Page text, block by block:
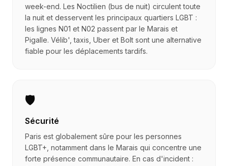
week-end. Les Noctilien (bus de nuit) circulent toute
la nuit et desservent les principaux quartiers LGBT :
les lignes N01 et N02 passent par le Marais et
Pigalle. Vélib', taxis, Uber et Bolt sont une alternative
fiable pour les déplacements tardifs.
🛡️
Sécurité
Paris est globalement sûre pour les personnes
LGBT+, notamment dans le Marais qui concentre une
forte présence communautaire. En cas d'incident :